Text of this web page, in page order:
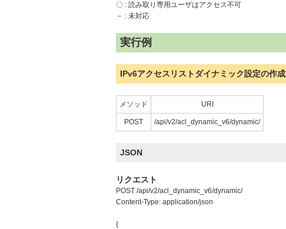
〇 : 読み取り専用ユーザはアクセス不可
－ : 未対応
実行例
IPv6アクセスリストダイナミック設定の作成
メソッド URI
POST /api/v2/acl_dynamic_v6/dynamic/
JSON
リクエスト
POST /api/v2/acl_dynamic_v6/dynamic/
Content-Type: application/json
{